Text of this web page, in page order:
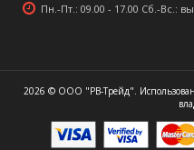
Пн.-Пт.: 09.00 - 17.00 Сб.-Вс.:
2026 © ООО "РВ-Трейд".